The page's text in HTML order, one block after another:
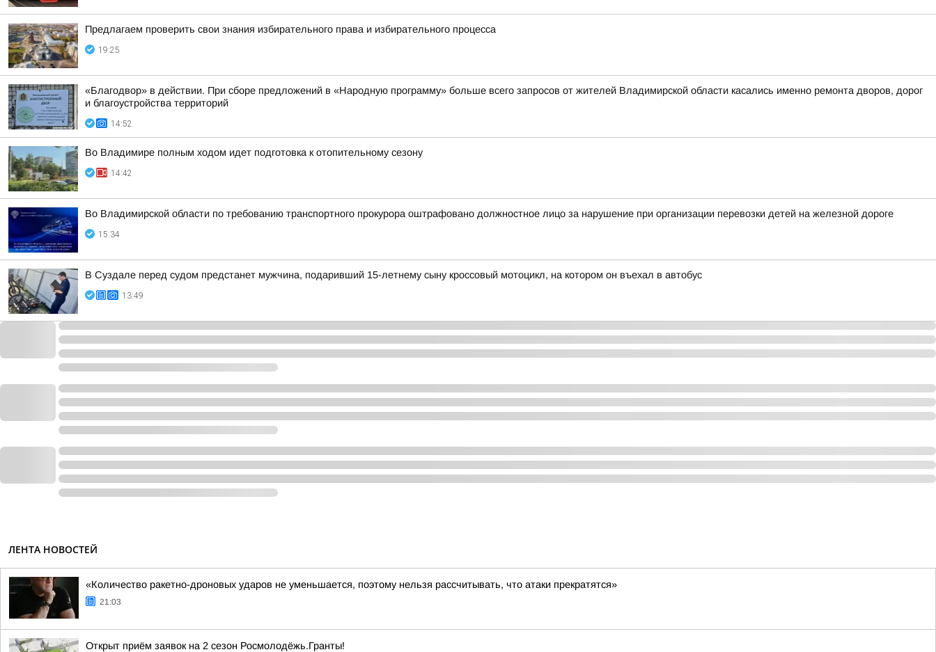
Предлагаем проверить свои знания избирательного права и избирательного процесса
19:25
«Благодвор» в действии. При сборе предложений в «Народную программу» больше всего запросов от жителей Владимирской области касались именно ремонта дворов, дорог
и благоустройства территорий
14:52
Во Владимире полным ходом идет подготовка к отопительному сезону
14:42
Во Владимирской области по требованию транспортного прокурора оштрафовано должностное лицо за нарушение при организации перевозки детей на железной дороге
15:34
В Суздале перед судом предстанет мужчина, подаривший 15-летнему сыну кроссовый мотоцикл, на котором он въехал в автобус
13:49
ЛЕНТА НОВОСТЕЙ
«Количество ракетно-дроновых ударов не уменьшается, поэтому нельзя рассчитывать, что атаки прекратятся»
21:03
Открыт приём заявок на 2 сезон Росмолодёжь.Гранты!